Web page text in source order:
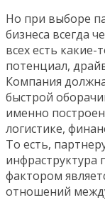
Но при выборе
бизнеса всегда
всех есть
потенциал,
Компания
быстрой
именно
логистике,
То есть,
фактором
отношений